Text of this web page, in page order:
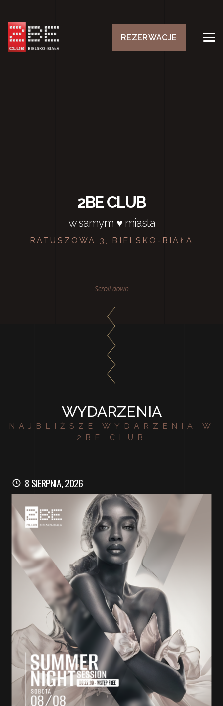
REZERWACJE
2BE CLUB
w samym ♥ miasta
RATUSZOWA 3, BIELSKO-BIAŁA
WYDARZENIA
NAJBLIŻSZE WYDARZENIA W
2BE CLUB
schedule 8 SIERPNIA, 2026